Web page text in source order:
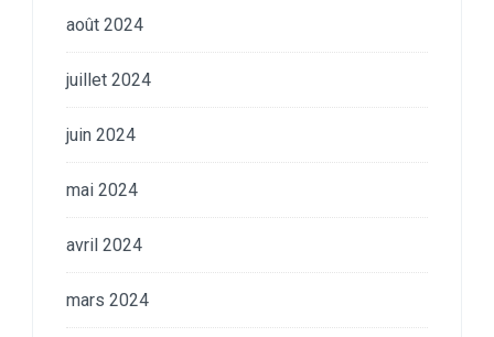
août 2024
juillet 2024
juin 2024
mai 2024
avril 2024
mars 2024